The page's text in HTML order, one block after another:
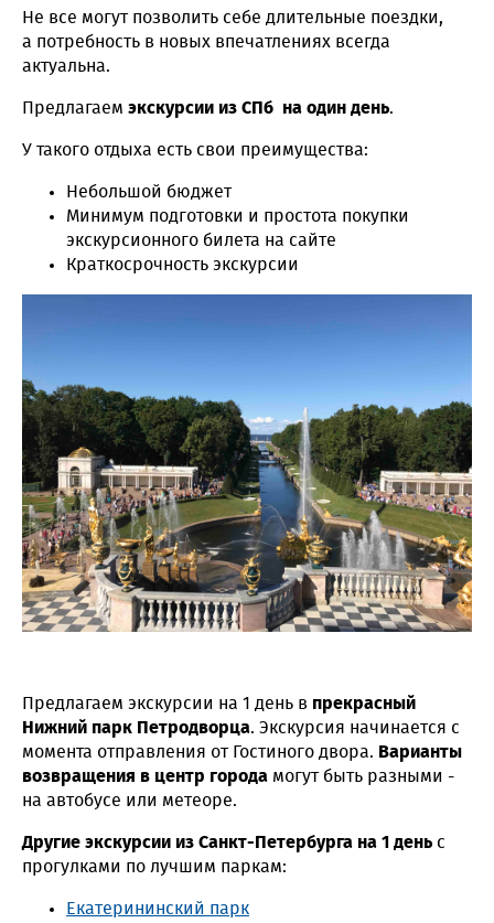
Не все могут позволить себе длительные поездки,
а потребность в новых впечатлениях всегда
актуальна.
Предлагаем экскурсии из СПб на один день.
У такого отдыха есть свои преимущества:
Небольшой бюджет
Минимум подготовки и простота покупки
экскурсионного билета на сайте
Краткосрочность экскурсии
Предлагаем экскурсии на 1 день в прекрасный
Нижний парк Петродворца. Экскурсия начинается с
момента отправления от Гостиного двора. Варианты
возвращения в центр города могут быть разными -
на автобусе или метеоре.
Другие экскурсии из Санкт-Петербурга на 1 день с
прогулками по лучшим паркам:
Екатерининский парк